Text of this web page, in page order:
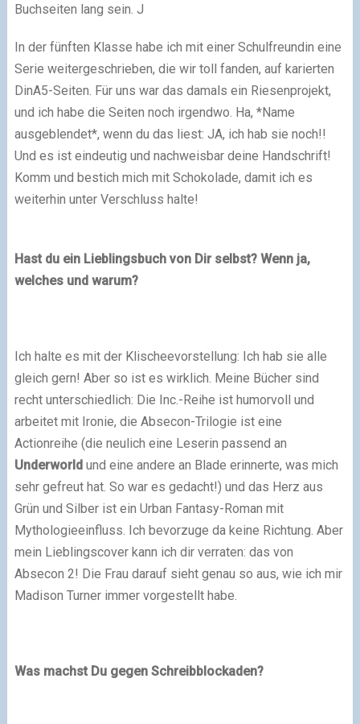
Buchseiten lang sein. J
In der fünften Klasse habe ich mit einer Schulfreundin eine
Serie weitergeschrieben, die wir toll fanden, auf karierten
DinA5-Seiten. Für uns war das damals ein Riesenprojekt,
und ich habe die Seiten noch irgendwo. Ha, *Name
ausgeblendet*, wenn du das liest: JA, ich hab sie noch!!
Und es ist eindeutig und nachweisbar deine Handschrift!
Komm und bestich mich mit Schokolade, damit ich es
weiterhin unter Verschluss halte!
Hast du ein Lieblingsbuch von Dir selbst? Wenn ja,
welches und warum?
Ich halte es mit der Klischeevorstellung: Ich hab sie alle
gleich gern! Aber so ist es wirklich. Meine Bücher sind
recht unterschiedlich: Die Inc.-Reihe ist humorvoll und
arbeitet mit Ironie, die Absecon-Trilogie ist eine
Actionreihe (die neulich eine Leserin passend an
Underworldund eine andere an Blade erinnerte, was mich
sehr gefreut hat. So war es gedacht!) und das Herz aus
Grün und Silber ist ein Urban Fantasy-Roman mit
Mythologieeinfluss. Ich bevorzuge da keine Richtung. Aber
mein Lieblingscover kann ich dir verraten: das von
Absecon 2! Die Frau darauf sieht genau so aus, wie ich mir
Madison Turner immer vorgestellt habe.
Was machst Du gegen Schreibblockaden?